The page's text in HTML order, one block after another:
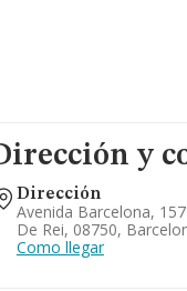
y
Dirección
Avenida Barcelona,
De Rei, 08750,
Como llegar